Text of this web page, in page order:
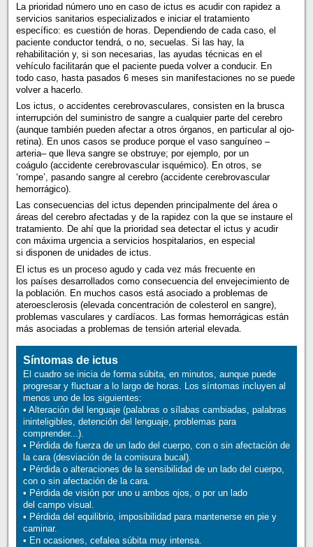
La prioridad número uno en caso de ictus es acudir con rapidez a
servicios sanitarios especializados e iniciar el tratamiento
específico: es cuestión de horas. Dependiendo de cada caso, el
paciente conductor tendrá, o no, secuelas. Si las hay, la
rehabilitación y, si son necesarias, las ayudas técnicas en el
vehículo facilitarán que el paciente pueda volver a conducir. En
todo caso, hasta pasados 6 meses sin manifestaciones no se puede
volver a hacerlo.
Los ictus, o accidentes cerebrovasculares, consisten en la brusca
interrupción del suministro de sangre a cualquier parte del cerebro
(aunque también pueden afectar a otros órganos, en particular al ojo-
retina). En unos casos se produce porque el vaso sanguíneo –
arteria– que lleva sangre se obstruye; por ejemplo, por un
coágulo (accidente cerebrovascular isquémico). En otros, se
‘rompe’, pasando sangre al cerebro (accidente cerebrovascular
hemorrágico).
Las consecuencias del ictus dependen principalmente del área o
áreas del cerebro afectadas y de la rapidez con la que se instaure el
tratamiento. De ahí que la prioridad sea detectar el ictus y acudir
con máxima urgencia a servicios hospitalarios, en especial
si disponen de unidades de ictus.
El ictus es un proceso agudo y cada vez más frecuente en
los países desarrollados como consecuencia del envejecimiento de
la población. En muchos casos está asociado a problemas de
ateroesclerosis (elevada concentración de colesterol en sangre),
problemas vasculares y cardíacos. Las formas hemorrágicas están
más asociadas a problemas de tensión arterial elevada.
Síntomas de ictus
El cuadro se inicia de forma súbita, en minutos, aunque puede
progresar y fluctuar a lo largo de horas. Los síntomas incluyen al
menos uno de los siguientes:
• Alteración del lenguaje (palabras o sílabas cambiadas, palabras
ininteligibles, detención del lenguaje, problemas para
comprender...).
• Pérdida de fuerza de un lado del cuerpo, con o sin afectación de
la cara (desviación de la comisura bucal).
• Pérdida o alteraciones de la sensibilidad de un lado del cuerpo,
con o sin afectación de la cara.
• Pérdida de visión por uno u ambos ojos, o por un lado
del campo visual.
• Pérdida del equilibrio, imposibilidad para mantenerse en pie y
caminar.
• En ocasiones, cefalea súbita muy intensa.